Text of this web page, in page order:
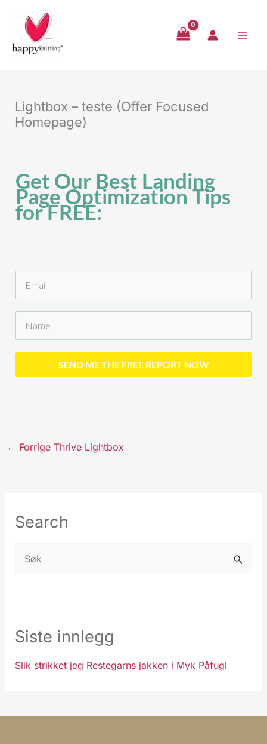
innholdet
Lightbox – teste (Offer Focused
Homepage)
Get Our Best Landing
Page Optimization Tips
for FREE:
SEND ME THE FREE REPORT NOW
← Forrige Thrive Lightbox
Search
t
e
Siste innlegg
Slik strikket jeg Restegarns jakken i Myk Påfugl